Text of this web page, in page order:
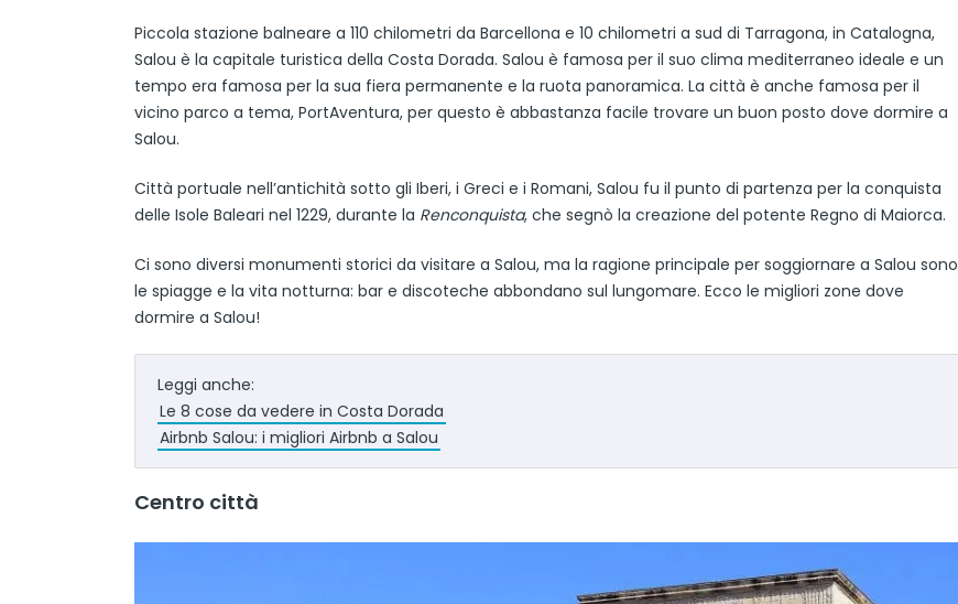
Piccola stazione balneare a 110 chilometri da Barcellona e 10 chilometri a sud di Tarragona, in Catalogna,
Salou è la capitale turistica della Costa Dorada. Salou è famosa per il suo clima mediterraneo ideale e un
tempo era famosa per la sua fiera permanente e la ruota panoramica. La città è anche famosa per il
vicino parco a tema, PortAventura, per questo è abbastanza facile trovare un buon posto dove dormire a
Salou.
Città portuale nell’antichità sotto gli Iberi, i Greci e i Romani, Salou fu il punto di partenza per la conquista
delle Isole Baleari nel 1229, durante la Renconquista, che segnò la creazione del potente Regno di Maiorca.
Ci sono diversi monumenti storici da visitare a Salou, ma la ragione principale per soggiornare a Salou sono
le spiagge e la vita notturna: bar e discoteche abbondano sul lungomare. Ecco le migliori zone dove
dormire a Salou!
Leggi anche:
Le 8 cose da vedere in Costa Dorada
Airbnb Salou: i migliori Airbnb a Salou
Centro città